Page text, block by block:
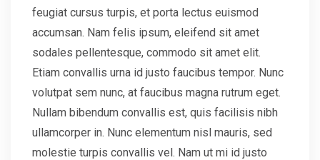
feugiat cursus turpis, et porta lectus euismod
accumsan. Nam felis ipsum, eleifend sit amet
sodales pellentesque, commodo sit amet elit.
Etiam convallis urna id justo faucibus tempor. Nunc
volutpat sem nunc, at faucibus magna rutrum eget.
Nullam bibendum convallis est, quis facilisis nibh
ullamcorper in. Nunc elementum nisl mauris, sed
molestie turpis convallis vel. Nam ut mi id justo